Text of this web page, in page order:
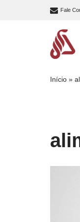
Fale
Início »